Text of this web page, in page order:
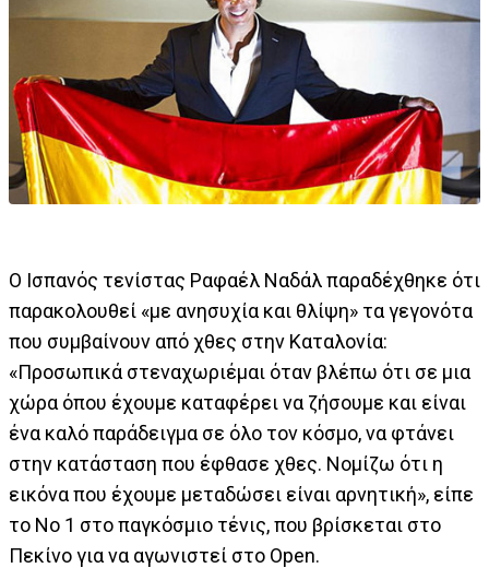
Ο Ισπανός τενίστας Ραφαέλ Ναδάλ παραδέχθηκε ότι
παρακολουθεί «με ανησυχία και θλίψη» τα γεγονότα
που συμβαίνουν από χθες στην Καταλονία:
«Προσωπικά στεναχωριέμαι όταν βλέπω ότι σε μια
χώρα όπου έχουμε καταφέρει να ζήσουμε και είναι
ένα καλό παράδειγμα σε όλο τον κόσμο, να φτάνει
στην κατάσταση που έφθασε χθες. Νομίζω ότι η
εικόνα που έχουμε μεταδώσει είναι αρνητική», είπε
το Νο 1 στο παγκόσμιο τένις, που βρίσκεται στο
Πεκίνο για να αγωνιστεί στο Open.